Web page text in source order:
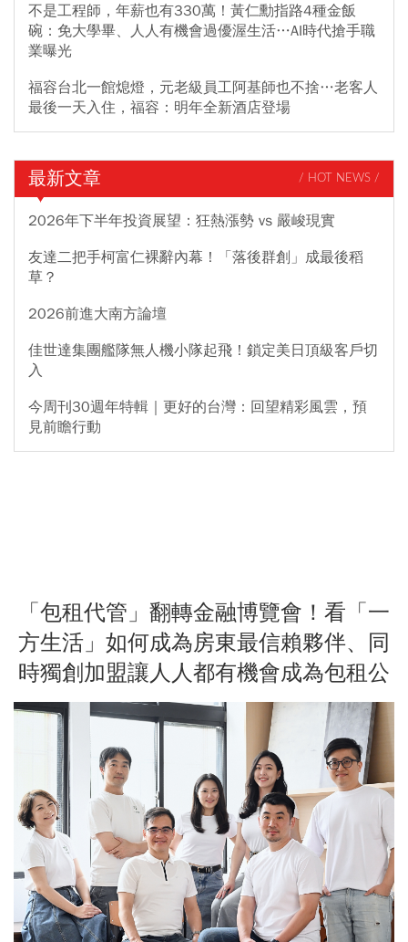
不是工程師，年薪也有330萬！黃仁勳指路4種金飯
碗：免大學畢、人人有機會過優渥生活…AI時代搶手職
業曝光
福容台北一館熄燈，元老級員工阿基師也不捨…老客人
最後一天入住，福容：明年全新酒店登場
最新文章 / HOT NEWS /
2026年下半年投資展望：狂熱漲勢 vs 嚴峻現實
友達二把手柯富仁裸辭內幕！「落後群創」成最後稻
草？
2026前進大南方論壇
佳世達集團艦隊無人機小隊起飛！鎖定美日頂級客戶切
入
今周刊30週年特輯｜更好的台灣：回望精彩風雲，預
見前瞻行動
「包租代管」翻轉金融博覽會！看「一
方生活」如何成為房東最信賴夥伴、同
時獨創加盟讓人人都有機會成為包租公